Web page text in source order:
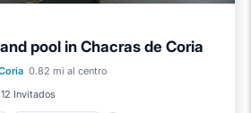
pool in Chacras de Coria
0.82 mi al centro
12 Invitados
Aparcamiento
Balcón/Terraza